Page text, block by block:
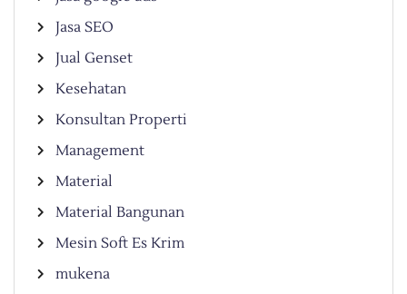
Jasa SEO
Jual Genset
Kesehatan
Konsultan Properti
Management
Material
Material Bangunan
Mesin Soft Es Krim
mukena